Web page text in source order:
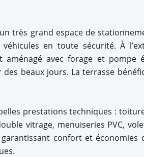
très grand espace de
en toute sécurité. À
aménagé avec forage et pompe
beaux jours. La terrasse
prestations techniques :
vitrage, menuiseries PVC,
confort et économies